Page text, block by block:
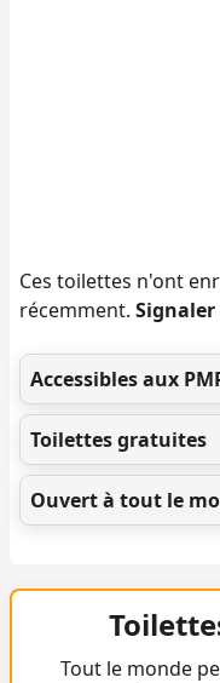
Ces toilettes n'ont
récemment.
Accessibles aux
Toilettes gratuites
Ouvert à tout le
Tout le monde